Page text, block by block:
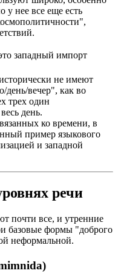
у нее все еще есть
западный импорт
не имеют
день/вечер", как во
трех один
день.
ко времени, в
пример языкового
и западной
речи
почти все, и утренние
базовые формы "доброго
неформальной.